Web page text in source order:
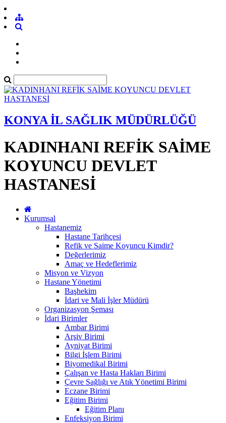
KONYA İL SAĞLIK MÜDÜRLÜĞÜ
KADINHANI REFİK SAİME
KOYUNCU DEVLET
HASTANESİ
Kurumsal
Hastanemiz
Hastane Tarihçesi
Refik ve Saime Koyuncu Kimdir?
Değerlerimiz
Amaç ve Hedeflerimiz
Misyon ve Vizyon
Hastane Yönetimi
Başhekim
İdari ve Mali İşler Müdürü
Organizasyon Şeması
İdari Birimler
Ambar Birimi
Arşiv Birimi
Ayniyat Birimi
Bilgi İşlem Birimi
Biyomedikal Birimi
Çalışan ve Hasta Hakları Birimi
Çevre Sağlığı ve Atık Yönetimi Birimi
Eczane Birimi
Eğitim Birimi
Eğitim Planı
Enfeksiyon Birimi